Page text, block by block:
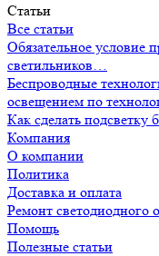
Статьи
Все статьи
Обязательное условие
светильников…
Беспроводные
освещением по
Как сделать подсветку
Компания
О компании
Политика
Доставка и оплата
Ремонт светодиодного
Помощь
Полезные статьи